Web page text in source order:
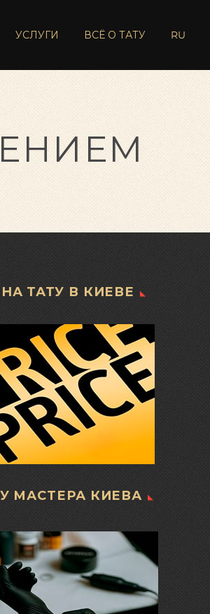
УСЛУГИ ВСЁ О ТАТУ RU
ТАТУ В КИЕВЕ
МАСТЕРА КИЕВА